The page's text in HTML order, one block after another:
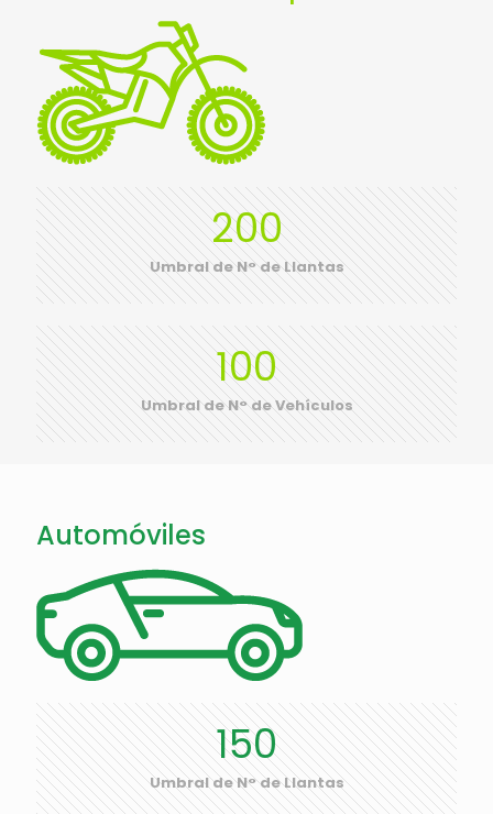
200
Umbral de N° de Llantas
100
Umbral de N° de Vehículos
Automóviles
150
Umbral de N° de Llantas